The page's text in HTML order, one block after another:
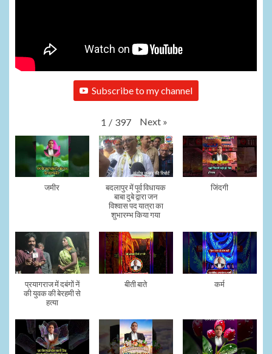
Subscribe to my channel
1 / 397 Next »
जमीर
बदलापुर में पूर्व विधायक
बाबा दुबे द्वारा जन
विश्वास पद यात्रा का
शुभारम्भ किया गया
जिंदगी
प्रयागराज में दबंगों नें
की युवक की बेरहमी से
हत्या
बीती बाते कर्म